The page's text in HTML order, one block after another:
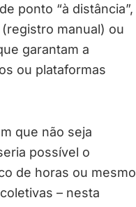
ponto “à distância”,
manual) ou
garantam a
ou plataformas
que não seja
possível o
de horas ou mesmo
– nesta